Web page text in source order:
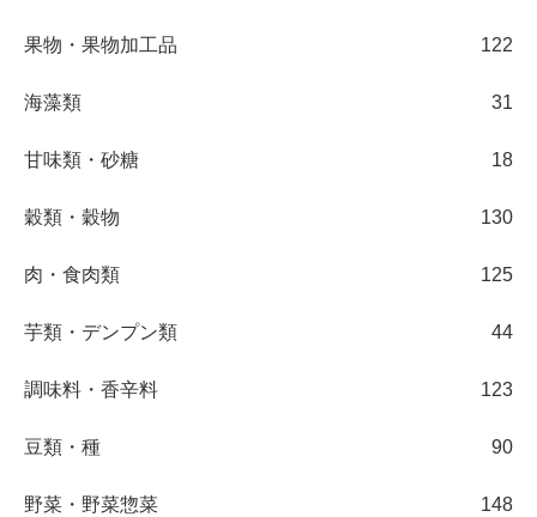
果物・果物加工品 122
海藻類 31
甘味類・砂糖 18
穀類・穀物 130
肉・食肉類 125
芋類・デンプン類 44
調味料・香辛料 123
豆類・種 90
野菜・野菜惣菜 148